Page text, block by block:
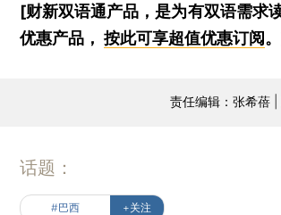
[财新双语通产品，是为有双语需求
优惠产品，按此可享超值优惠订阅
责任编辑：张希蓓
话题：
#巴西 +关注